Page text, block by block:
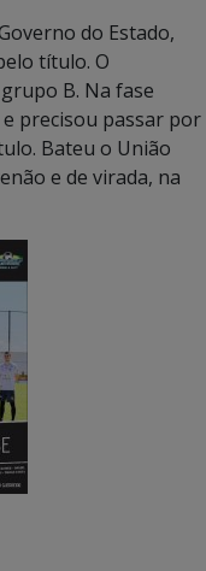
do Estado,
título. O
B. Na fase
precisou passar por
Bateu o União
e de virada, na